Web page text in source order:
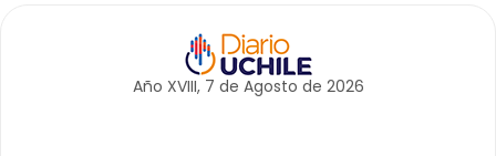
Año XVIII, 7 de Agosto de 2026